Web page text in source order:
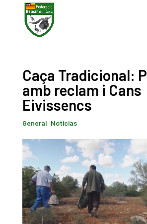
Caça Tradicional:
amb reclam i Cans
Eivissencs
General, Noticias